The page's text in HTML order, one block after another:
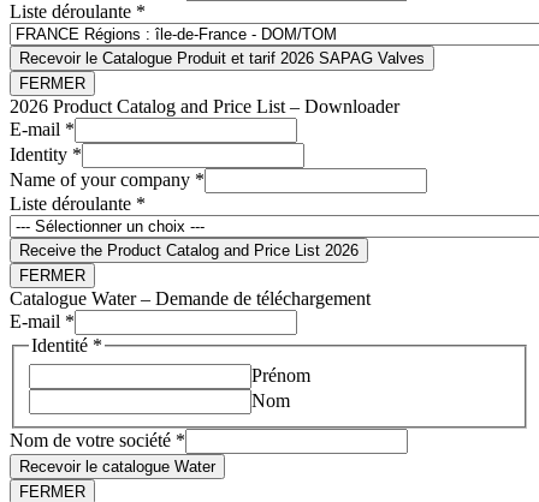
Liste déroulante *
Recevoir le Catalogue Produit et tarif 2026 SAPAG Valves
FERMER
2026 Product Catalog and Price List – Downloader
E-mail *
Identity *
Name of your company *
Liste déroulante *
Receive the Product Catalog and Price List 2026
FERMER
Catalogue Water – Demande de téléchargement
E-mail *
Identité *
Prénom
Nom
Nom de votre société *
Recevoir le catalogue Water
FERMER